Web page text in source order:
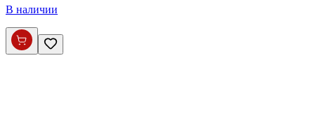
В наличии